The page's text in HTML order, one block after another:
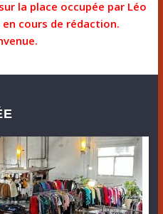
la place occupée par Léo
cours de rédaction.